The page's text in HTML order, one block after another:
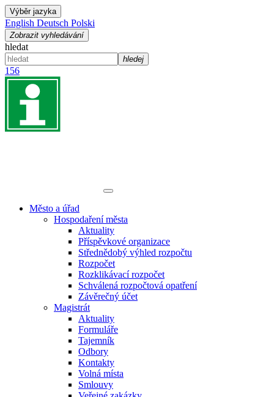
Výběr jazyka
English Deutsch Polski
Zobrazit vyhledávání
hledat
hledej
156
Město a úřad
Hospodaření města
Aktuality
Příspěvkové organizace
Střednědobý výhled rozpočtu
Rozpočet
Rozklikávací rozpočet
Schválená rozpočtová opatření
Závěrečný účet
Magistrát
Aktuality
Formuláře
Tajemník
Odbory
Kontakty
Volná místa
Smlouvy